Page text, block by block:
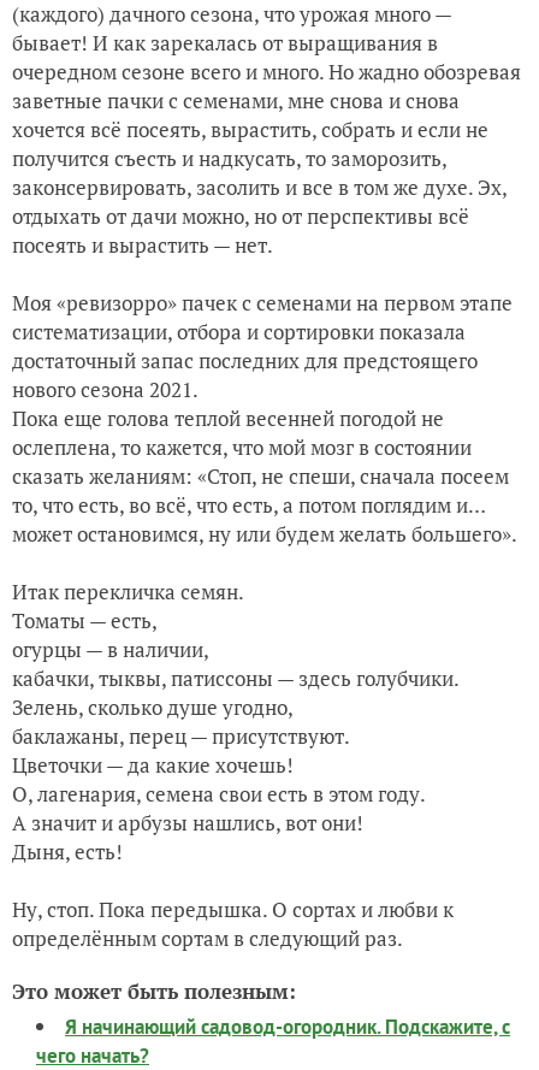
Сезон 2020. Прекрасные цветы для глаз и души!
Сезон 2020. Удачный сорт томатов 'Желтый гигант' -
(каждого) дачного сезона, что урожая много —
бывает! И как зарекалась от выращивания в
очередном сезоне всего и много. Но жадно обозревая
заветные пачки с семенами, мне снова и снова
хочется всё посеять, вырастить, собрать и если не
получится съесть и надкусать, то заморозить,
законсервировать, засолить и все в том же духе. Эх,
отдыхать от дачи можно, но от перспективы всё
посеять и вырастить — нет.
Моя «ревизорро» пачек с семенами на первом этапе
систематизации, отбора и сортировки показала
достаточный запас последних для предстоящего
нового сезона 2021.
Пока еще голова теплой весенней погодой не
ослеплена, то кажется, что мой мозг в состоянии
сказать желаниям: «Стоп, не спеши, сначала посеем
то, что есть, во всё, что есть, а потом поглядим и…
может остановимся, ну или будем желать большего».
Итак перекличка семян.
Томаты — есть,
огурцы — в наличии,
кабачки, тыквы, патиссоны — здесь голубчики.
Зелень, сколько душе угодно,
баклажаны, перец — присутствуют.
Цветочки — да какие хочешь!
О, лагенария, семена свои есть в этом году.
А значит и арбузы нашлись, вот они!
Дыня, есть!
Ну, стоп. Пока передышка. О сортах и любви к
определённым сортам в следующий раз.
Это может быть полезным:
Я начинающий садовод-огородник. Подскажите, с
чего начать?